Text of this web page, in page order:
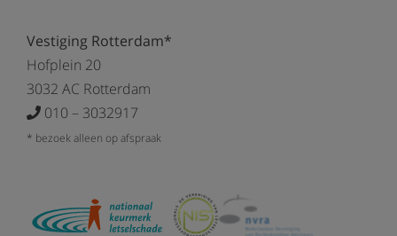
Vestiging Rotterdam*
Hofplein 20
3032 AC Rotterdam
010 – 3032917
* bezoek alleen op afspraak